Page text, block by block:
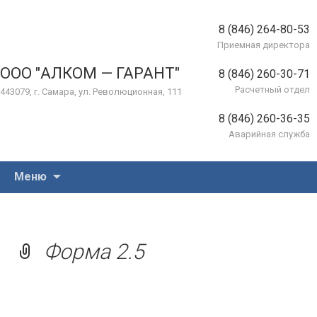
ООО "АЛКОМ — ГАРАНТ"
443079, г. Самара, ул. Революционная, 111
8 (846) 264-80-53
Приемная директора
8 (846) 260-30-71
Расчетный отдел
8 (846) 260-36-35
Аварийная служба
Меню
Форма 2.5